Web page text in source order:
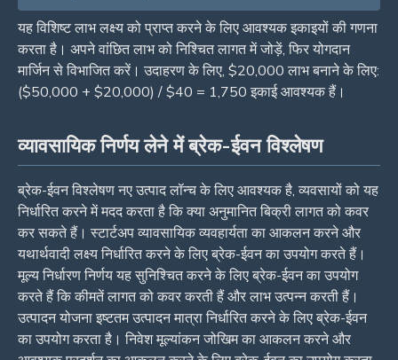
यह विशिष्ट लाभ लक्ष्य को प्राप्त करने के लिए आवश्यक इकाइयों की गणना
करता है। अपने वांछित लाभ को निश्चित लागत में जोड़ें, फिर योगदान
मार्जिन से विभाजित करें। उदाहरण के लिए, $20,000 लाभ बनाने के लिए:
($50,000 + $20,000) / $40 = 1,750 इकाई आवश्यक हैं।
व्यावसायिक निर्णय लेने में ब्रेक-ईवन विश्लेषण
ब्रेक-ईवन विश्लेषण नए उत्पाद लॉन्च के लिए आवश्यक है, व्यवसायों को यह
निर्धारित करने में मदद करता है कि क्या अनुमानित बिक्री लागत को कवर
कर सकते हैं। स्टार्टअप व्यावसायिक व्यवहार्यता का आकलन करने और
यथार्थवादी लक्ष्य निर्धारित करने के लिए ब्रेक-ईवन का उपयोग करते हैं।
मूल्य निर्धारण निर्णय यह सुनिश्चित करने के लिए ब्रेक-ईवन का उपयोग
करते हैं कि कीमतें लागत को कवर करती हैं और लाभ उत्पन्न करती हैं।
उत्पादन योजना इष्टतम उत्पादन मात्रा निर्धारित करने के लिए ब्रेक-ईवन
का उपयोग करता है। निवेश मूल्यांकन जोखिम का आकलन करने और